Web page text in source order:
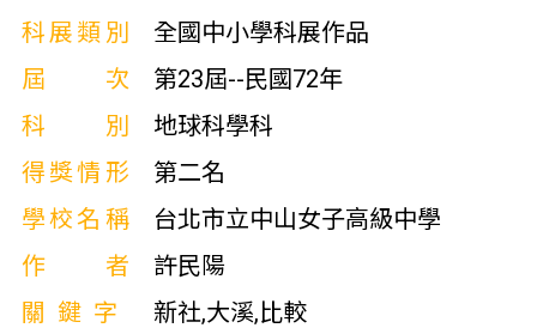
科展類別
全國中小學科展作品
屆次
第23屆--民國72年
科別
地球科學科
得獎情形
第二名
學校名稱
台北市立中山女子高級中學
作者
許民陽
關鍵字
新社,大溪,比較